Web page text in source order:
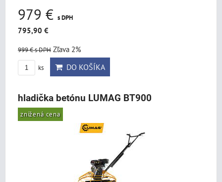
979 € s DPH
795,90 €
999 €s DPH Zľava 2%
ks DO KOŠÍKA
hladička betónu LUMAG BT900
znížená cena